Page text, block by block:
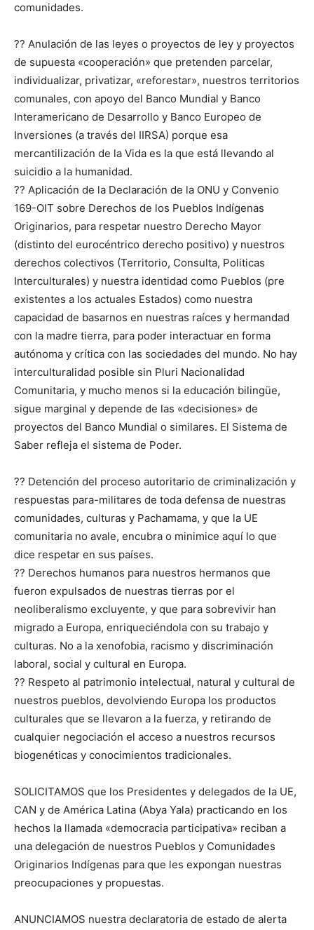
comunidades.
?? Anulación de las leyes o proyectos de ley y proyectos
de supuesta «cooperación» que pretenden parcelar,
individualizar, privatizar, «reforestar», nuestros territorios
comunales, con apoyo del Banco Mundial y Banco
Interamericano de Desarrollo y Banco Europeo de
Inversiones (a través del IIRSA) porque esa
mercantilización de la Vida es la que está llevando al
suicidio a la humanidad.
?? Aplicación de la Declaración de la ONU y Convenio
169-OIT sobre Derechos de los Pueblos Indígenas
Originarios, para respetar nuestro Derecho Mayor
(distinto del eurocéntrico derecho positivo) y nuestros
derechos colectivos (Territorio, Consulta, Politicas
Interculturales) y nuestra identidad como Pueblos (pre
existentes a los actuales Estados) como nuestra
capacidad de basarnos en nuestras raíces y hermandad
con la madre tierra, para poder interactuar en forma
autónoma y crítica con las sociedades del mundo. No hay
interculturalidad posible sin Pluri Nacionalidad
Comunitaria, y mucho menos si la educación bilingüe,
sigue marginal y depende de las «decisiones» de
proyectos del Banco Mundial o similares. El Sistema de
Saber refleja el sistema de Poder.
?? Detención del proceso autoritario de criminalización y
respuestas para-militares de toda defensa de nuestras
comunidades, culturas y Pachamama, y que la UE
comunitaria no avale, encubra o minimice aquí lo que
dice respetar en sus países.
?? Derechos humanos para nuestros hermanos que
fueron expulsados de nuestras tierras por el
neoliberalismo excluyente, y que para sobrevivir han
migrado a Europa, enriqueciéndola con su trabajo y
culturas. No a la xenofobia, racismo y discriminación
laboral, social y cultural en Europa.
?? Respeto al patrimonio intelectual, natural y cultural de
nuestros pueblos, devolviendo Europa los productos
culturales que se llevaron a la fuerza, y retirando de
cualquier negociación el acceso a nuestros recursos
biogenéticas y conocimientos tradicionales.
SOLICITAMOS que los Presidentes y delegados de la UE,
CAN y de América Latina (Abya Yala) practicando en los
hechos la llamada «democracia participativa» reciban a
una delegación de nuestros Pueblos y Comunidades
Originarios Indígenas para que les expongan nuestras
preocupaciones y propuestas.
ANUNCIAMOS nuestra declaratoria de estado de alerta